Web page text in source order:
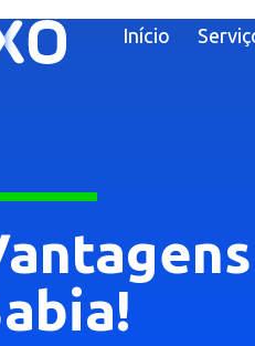
Início